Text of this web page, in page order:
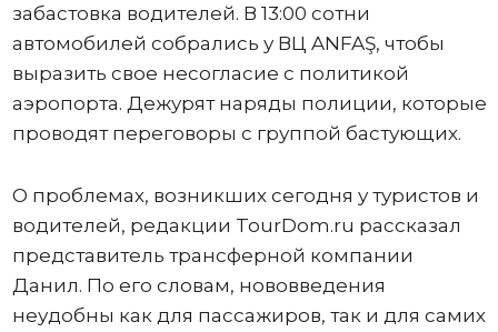
забастовка водителей. В 13:00 сотни
автомобилей собрались у ВЦ ANFAŞ, чтобы
выразить свое несогласие с политикой
аэропорта. Дежурят наряды полиции, которые
проводят переговоры с группой бастующих.
О проблемах, возникших сегодня у туристов и
водителей, редакции TourDom.ru рассказал
представитель трансферной компании
Данил. По его словам, нововведения
неудобны как для пассажиров, так и для самих